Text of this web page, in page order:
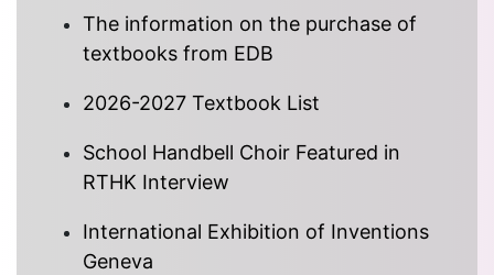
The information on the purchase of
textbooks from EDB
2026-2027 Textbook List
School Handbell Choir Featured in
RTHK Interview
International Exhibition of Inventions
Geneva